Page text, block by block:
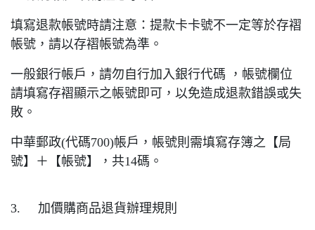
填寫退款帳號時請注意：提款卡卡號不一定等於存褶
帳號，請以存褶帳號為準。
一般銀行帳戶，請勿自行加入銀行代碼 ，帳號欄位
請填寫存褶顯示之帳號即可，以免造成退款錯誤或失
敗。
中華郵政(代碼700)帳戶，帳號則需填寫存簿之【局
號】＋【帳號】，共14碼。
3. 加價購商品退貨辦理規則